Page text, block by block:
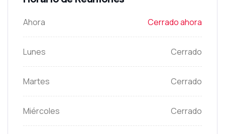
Ahora Cerrado ahora
Lunes Cerrado
Martes Cerrado
Miércoles Cerrado